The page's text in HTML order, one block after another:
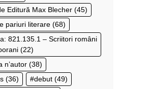
Editură Max Blecher (45)
pariuri literare (68)
821.135.1 – Scriitori români
(22)
n’autor (38)
(36) debut (49)